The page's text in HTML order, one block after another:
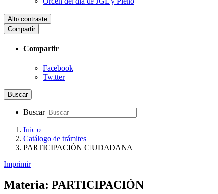
Alto contraste
Compartir
Compartir
Facebook
Twitter
Buscar
Buscar
Inicio
Catálogo de trámites
PARTICIPACIÓN CIUDADANA
Imprimir
Materia: PARTICIPACIÓN